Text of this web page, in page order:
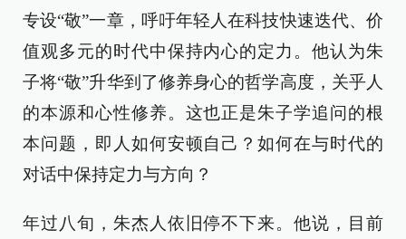
专设“敬”一章，呼吁年轻人在科技快速迭代、价
值观多元的时代中保持内心的定力。他认为朱
子将“敬”升华到了修养身心的哲学高度，关乎人
的本源和心性修养。这也正是朱子学追问的根
本问题，即人如何安顿自己？如何在与时代的
对话中保持定力与方向？
年过八旬，朱杰人依旧停不下来。他说，目前